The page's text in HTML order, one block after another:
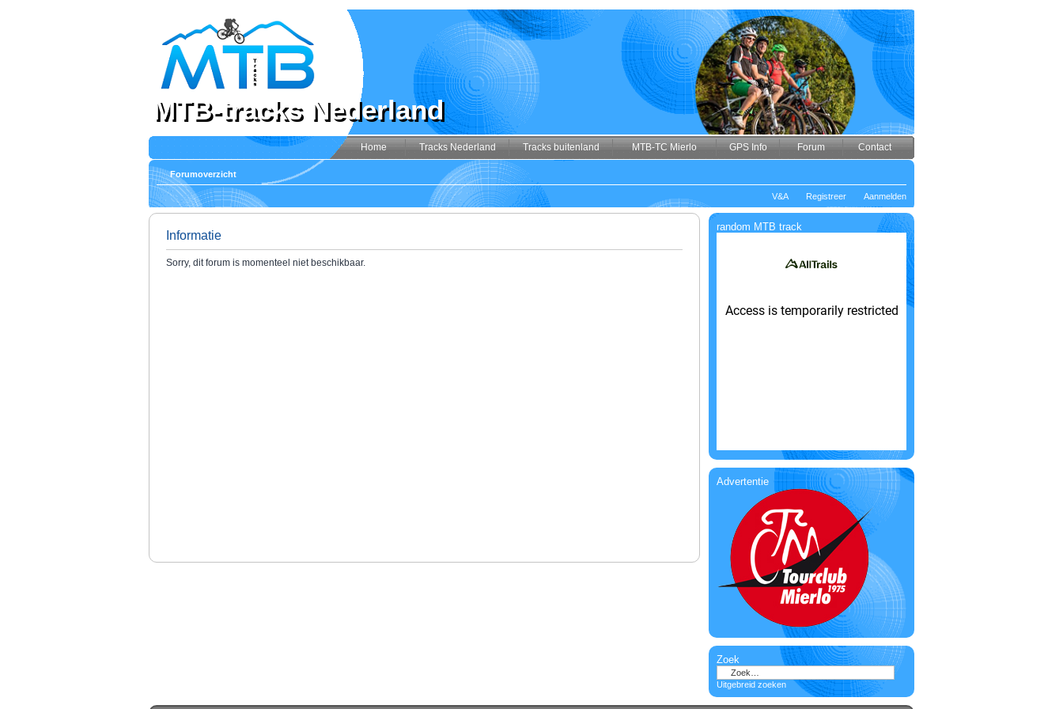
MTB-tracks Nederland
Home Tracks Nederland Tracks buitenland MTB-TC Mierlo GPS Info Forum Contact
Forumoverzicht
Aanmelden
Registreer
V&A
Informatie
Sorry, dit forum is momenteel niet beschikbaar.
random MTB track
Advertentie
Zoek
Uitgebreid zoeken